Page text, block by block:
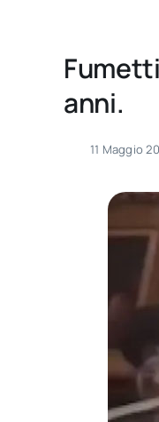
anni.
11 Maggio